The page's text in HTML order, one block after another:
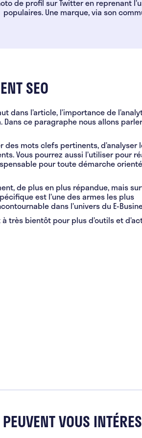
de profil sur Twitter en reprenant
populaires. Une marque, via son
SEO
dans l’article, l’importance de
ce paragraphe nous allons
des mots clefs pertinents, d’analyser
Vous pourrez aussi l’utiliser pour
pour toute démarche
de plus en plus répandue, mais
est l’une des armes les plus
dans l’univers du E-
très bientôt pour plus d’outils et
VOUS